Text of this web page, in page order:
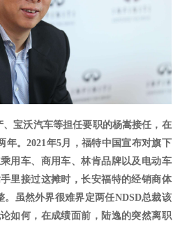
、宝沃汽车等担任要职的杨嵩接任，在
年。2021年5月，福特中国宣布对旗下
用车、商用车、林肯品牌以及电动车
里接过这摊时，长安福特的经销商体
。虽然外界很难界定两任NDSD总裁该
如何，在成绩面前，陆逸的突然离职